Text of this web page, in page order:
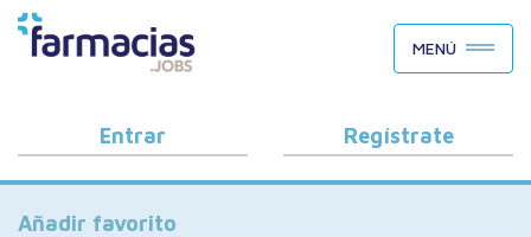
BUSCAR CANDIDATOS
OFERTAS DE EMPLEO
COMO FUNCIONA
PORQUÉ FARMACIAS.JOBS
MENÚ
Entrar Regístrate
Añadir favorito